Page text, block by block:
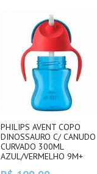
PHILIPS AVENT COPO
DINOSSAURO C/ CANUDO
CURVADO 300ML
AZUL/VERMELHO 9M+